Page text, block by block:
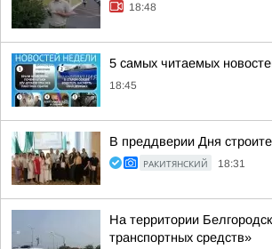
18:48
5 самых читаемых
18:45
В преддверии Дня
РАКИТЯНСКИЙ 18:31
На территории
транспортных средств»